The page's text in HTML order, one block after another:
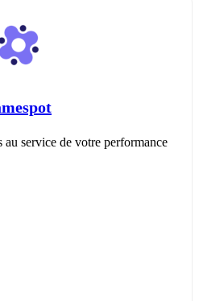
au service de votre performance